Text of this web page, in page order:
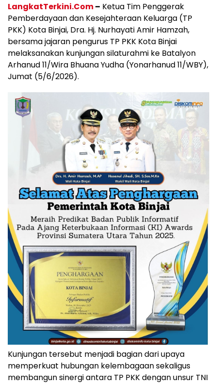
LangkatTerkini.Com– Ketua Tim Penggerak
Pemberdayaan dan Kesejahteraan Keluarga (TP
PKK) Kota Binjai, Dra. Hj. Nurhayati Amir Hamzah,
bersama jajaran pengurus TP PKK Kota Binjai
melaksanakan kunjungan silaturahmi ke Batalyon
Arhanud 11/Wira Bhuana Yudha (Yonarhanud 11/WBY),
Jumat (5/6/2026).
Kunjungan tersebut menjadi bagian dari upaya
memperkuat hubungan kelembagaan sekaligus
membangun sinergi antara TP PKK dengan unsur TNI